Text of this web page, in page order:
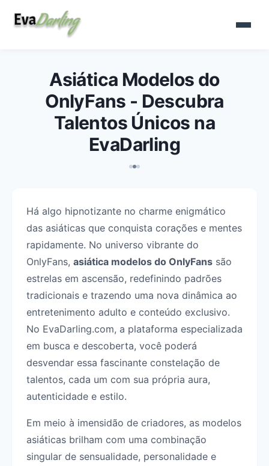
Asiática Modelos do
OnlyFans - Descubra
Talentos Únicos na
EvaDarling
Há algo hipnotizante no charme enigmático
das asiáticas que conquista corações e mentes
rapidamente. No universo vibrante do
OnlyFans, asiática modelos do OnlyFans são
estrelas em ascensão, redefinindo padrões
tradicionais e trazendo uma nova dinâmica ao
entretenimento adulto e conteúdo exclusivo.
No EvaDarling.com, a plataforma especializada
em busca e descoberta, você poderá
desvendar essa fascinante constelação de
talentos, cada um com sua própria aura,
autenticidade e estilo.
Em meio à imensidão de criadores, as modelos
asiáticas brilham com uma combinação
singular de sensualidade, personalidade e